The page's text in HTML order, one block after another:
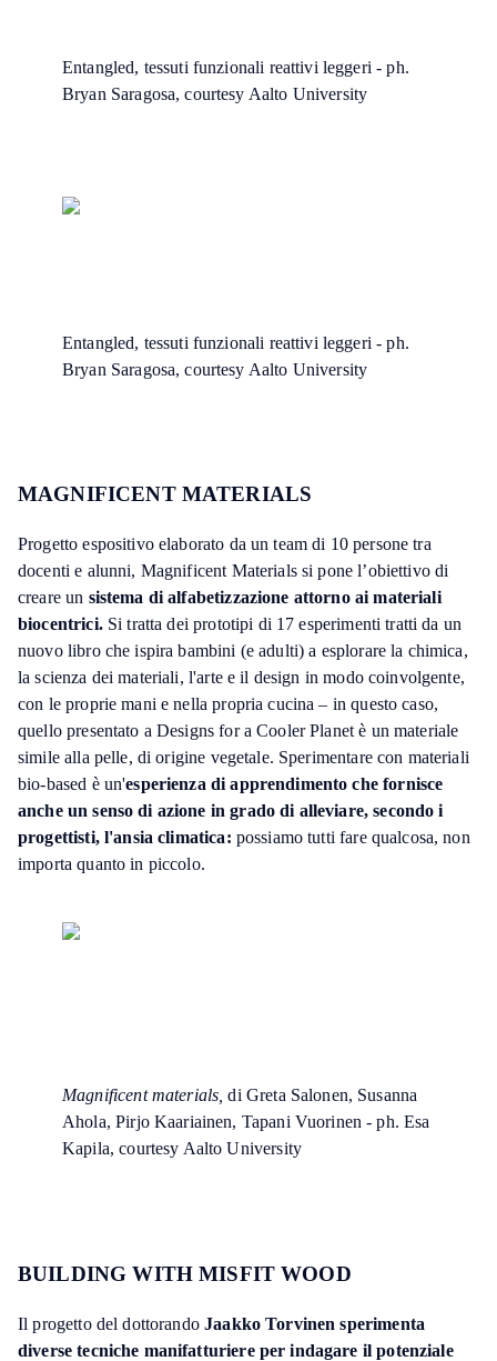
Entangled, tessuti funzionali reattivi leggeri - ph.
Bryan Saragosa, courtesy Aalto University
Entangled, tessuti funzionali reattivi leggeri - ph.
Bryan Saragosa, courtesy Aalto University
MAGNIFICENT MATERIALS
Progetto espositivo elaborato da un team di 10 persone tra
docenti e alunni, Magnificent Materials si pone l’obiettivo di
creare un sistema di alfabetizzazione attorno ai materiali
biocentrici.Si tratta dei prototipi di 17 esperimenti tratti da un
nuovo libro che ispira bambini (e adulti) a esplorare la chimica,
la scienza dei materiali, l'arte e il design in modo coinvolgente,
con le proprie mani e nella propria cucina – in questo caso,
quello presentato a Designs for a Cooler Planet è un materiale
simile alla pelle, di origine vegetale. Sperimentare con materiali
bio-based è un'esperienza di apprendimento che fornisce
anche un senso di azione in grado di alleviare, secondo i
progettisti, l'ansia climatica: possiamo tutti fare qualcosa, non
importa quanto in piccolo.
Magnificent materials, di Greta Salonen, Susanna
Ahola, Pirjo Kaariainen, Tapani Vuorinen - ph. Esa
Kapila, courtesy Aalto University
BUILDING WITH MISFIT WOOD
Il progetto del dottorandoJaakko Torvinen sperimenta
diverse tecniche manifatturiere per indagare il potenziale